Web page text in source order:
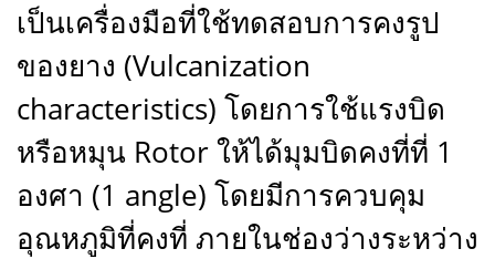
เป็นเครื่องมือที่ใช้ทดสอบการคงรูป
ของยาง (Vulcanization
characteristics) โดยการใช้แรงบิด
หรือหมุน Rotor ให้ได้มุมบิดคงที่ที่ 1
องศา (1 angle) โดยมีการควบคุม
อุณหภูมิที่คงที่ ภายในช่องว่างระหว่าง